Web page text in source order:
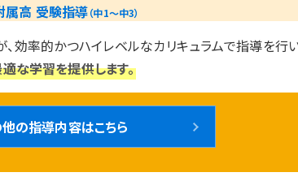
属高 受験指導（中1〜中3）
率的かつハイレベルなカリキュラムで指導を行
な学習を提供します。
の指導内容はこちら